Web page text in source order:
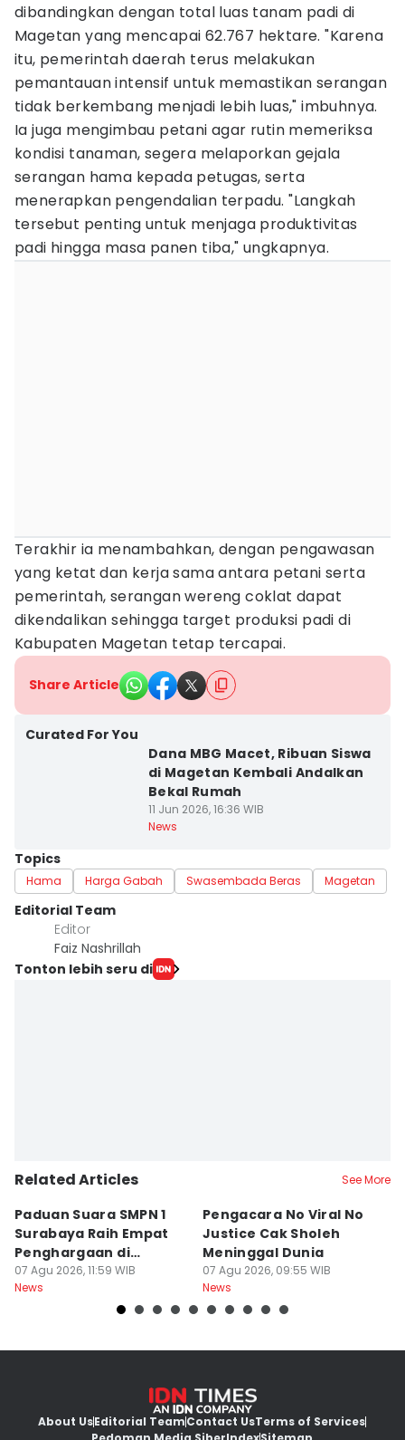
dibandingkan dengan total luas tanam padi di
Magetan yang mencapai 62.767 hektare. "Karena
itu, pemerintah daerah terus melakukan
pemantauan intensif untuk memastikan serangan
tidak berkembang menjadi lebih luas," imbuhnya.
Ia juga mengimbau petani agar rutin memeriksa
kondisi tanaman, segera melaporkan gejala
serangan hama kepada petugas, serta
menerapkan pengendalian terpadu. "Langkah
tersebut penting untuk menjaga produktivitas
padi hingga masa panen tiba," ungkapnya.
Terakhir ia menambahkan, dengan pengawasan
yang ketat dan kerja sama antara petani serta
pemerintah, serangan wereng coklat dapat
dikendalikan sehingga target produksi padi di
Kabupaten Magetan tetap tercapai.
Share Article
Curated For You
Dana MBG Macet, Ribuan Siswa
di Magetan Kembali Andalkan
Bekal Rumah
11 Jun 2026, 16:36 WIB
News
Topics
Hama Harga Gabah Swasembada Beras Magetan
Editorial Team
Editor
Faiz Nashrillah
Tonton lebih seru di
Related Articles See More
Paduan Suara SMPN 1
Surabaya Raih Empat
Penghargaan di
Thailand
07 Agu 2026, 11:59 WIB
News
Pengacara No Viral No
Justice Cak Sholeh
Meninggal Dunia
07 Agu 2026, 09:55 WIB
News
About UsEditorial TeamContact UsTerms of Services